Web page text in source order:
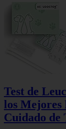
Test de
los Mejores
Cuidado de